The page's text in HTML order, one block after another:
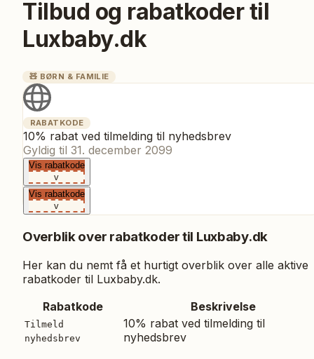
Tilbud og rabatkoder til
Luxbaby.dk
🧸 BØRN & FAMILIE
RABATKODE
10% rabat ved tilmelding til nyhedsbrev
Gyldig til 31. december 2099
Vis rabatkode
v
Vis rabatkode
v
Overblik over rabatkoder til Luxbaby.dk
Her kan du nemt få et hurtigt overblik over alle aktive
rabatkoder til Luxbaby.dk.
Rabatkode
Beskrivelse
Tilmeld
nyhedsbrev
10% rabat ved tilmelding til
nyhedsbrev